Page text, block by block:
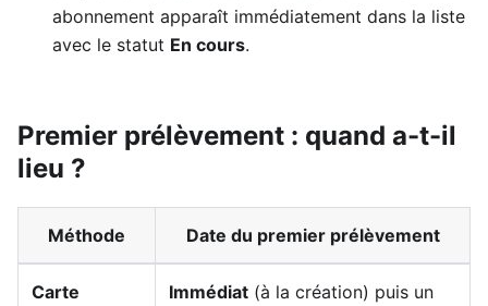
abonnement apparaît immédiatement dans la liste
avec le statut En cours.
Premier prélèvement : quand a-t-il
lieu ?
Méthode Date du premier prélèvement
Carte
Immédiat (à la création) puis un